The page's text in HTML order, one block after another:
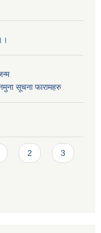
सूचना फारामहरु
2
3